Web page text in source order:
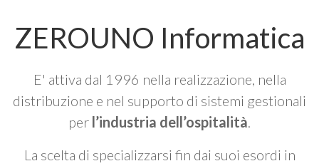
ZEROUNO Informatica
E' attiva dal 1996 nella realizzazione, nella
distribuzione e nel supporto di sistemi gestionali
per l’industria dell’ospitalità
La scelta di specializzarsi fin dai suoi esordi in